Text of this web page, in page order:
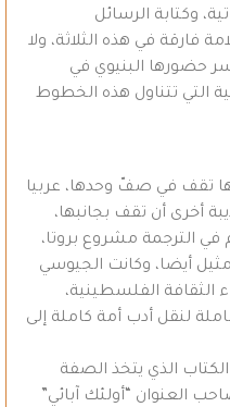
وكتابة الرسائل
فارقة في هذه الثلاثة، ولا
حضورها البنيوي في
التي تتناول هذه الخطوط
تقف في صفّ وحدها، عربيا
أخرى أن تقف بجانبها،
الترجمة مشروع بروتا،
أيضا، وكانت الجيوسي
الثقافة الفلسطينية،
لنقل أدب أمة كاملة إلى
الذي يتخذ الصفة
العنوان “أولئك آبائي”